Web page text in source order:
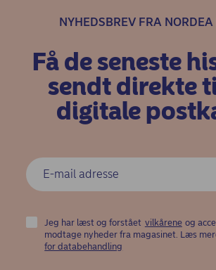
NYHEDSBREV FRA
Få de seneste
sendt direkte
digitale
Jeg har læst og forstået vilkårene og
modtage nyheder fra magasinet. Læs
for databehandling